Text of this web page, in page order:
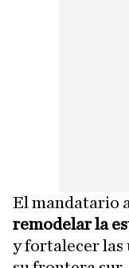
El mandatario
remodelar la
y fortalecer las